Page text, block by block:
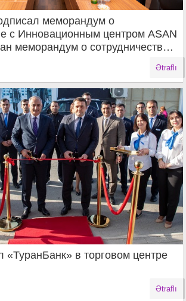
меморандум о
с Инновационным центром ASAN
меморандум о сотрудничестве
банком Азербайджана Kapital
центром
агентства по оказанию услуг
Ətraflı
в торговом центре
Ətraflı